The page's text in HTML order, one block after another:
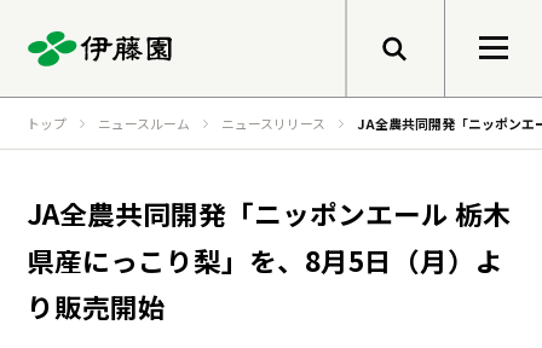
メニューを開く
企業情報
トップメッセージ
グループ経営理念
サステナビリティ
検索
トップ ニュースルーム ニュースリリース JA全農共同開発「ニッポンエ
JA全農共同開発「ニッポンエール 栃木
県産にっこり梨」を、8月5日（月）よ
り販売開始